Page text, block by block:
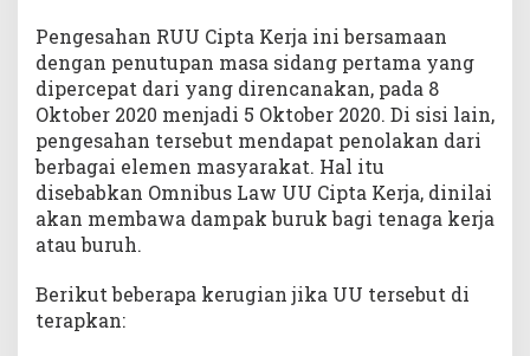
Pengesahan RUU Cipta Kerja ini bersamaan
dengan penutupan masa sidang pertama yang
dipercepat dari yang direncanakan, pada 8
Oktober 2020 menjadi 5 Oktober 2020. Di sisi lain,
pengesahan tersebut mendapat penolakan dari
berbagai elemen masyarakat. Hal itu
disebabkan Omnibus Law UU Cipta Kerja, dinilai
akan membawa dampak buruk bagi tenaga kerja
atau buruh.
Berikut beberapa kerugian jika UU tersebut di
terapkan: